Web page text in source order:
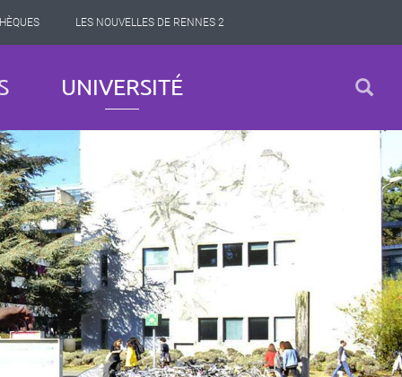
LES NOUVELLES DE RENNES 2
UNIVERSITÉ